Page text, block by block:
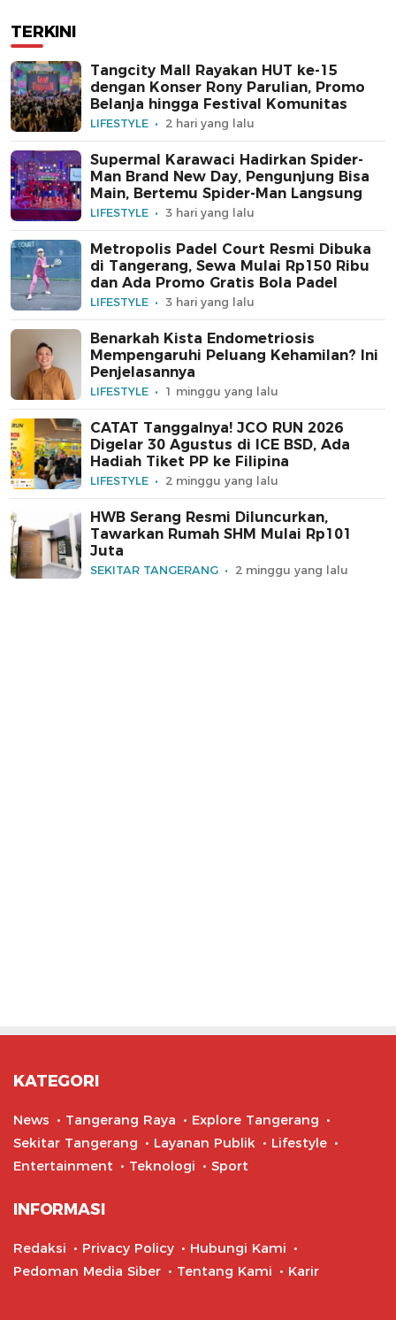
TERKINI
Tangcity Mall Rayakan HUT ke-15
dengan Konser Rony Parulian, Promo
Belanja hingga Festival Komunitas
LIFESTYLE 2 hari yang lalu
Supermal Karawaci Hadirkan Spider-
Man Brand New Day, Pengunjung Bisa
Main, Bertemu Spider-Man Langsung
LIFESTYLE 3 hari yang lalu
Metropolis Padel Court Resmi Dibuka
di Tangerang, Sewa Mulai Rp150 Ribu
dan Ada Promo Gratis Bola Padel
LIFESTYLE 3 hari yang lalu
Benarkah Kista Endometriosis
Mempengaruhi Peluang Kehamilan? Ini
Penjelasannya
LIFESTYLE 1 minggu yang lalu
CATAT Tanggalnya! JCO RUN 2026
Digelar 30 Agustus di ICE BSD, Ada
Hadiah Tiket PP ke Filipina
LIFESTYLE 2 minggu yang lalu
HWB Serang Resmi Diluncurkan,
Tawarkan Rumah SHM Mulai Rp101
Juta
SEKITAR TANGERANG 2 minggu yang lalu
KATEGORI
News Tangerang Raya
Explore Tangerang
Sekitar Tangerang
Layanan Publik
Lifestyle
Entertainment
Teknologi Sport
INFORMASI
Redaksi Privacy Policy
Hubungi Kami
Pedoman Media Siber
Tentang Kami Karir